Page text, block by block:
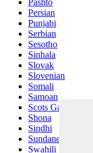
Pashto
Persian
Punjabi
Serbian
Sesotho
Sinhala
Slovak
Slovenian
Somali
Samoan
Scots Gaelic
Shona
Sindhi
Sundanese
Swahili